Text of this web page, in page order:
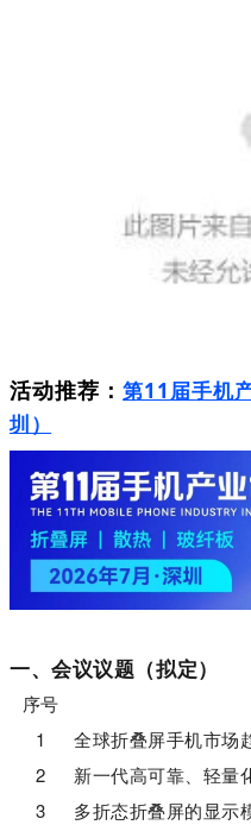
活动推荐：第11届手机
圳）
一、会议议题（拟定）
序号
1
全球折叠屏手机市场
2
新一代高可靠、轻量
3
多折态折叠屏的显示